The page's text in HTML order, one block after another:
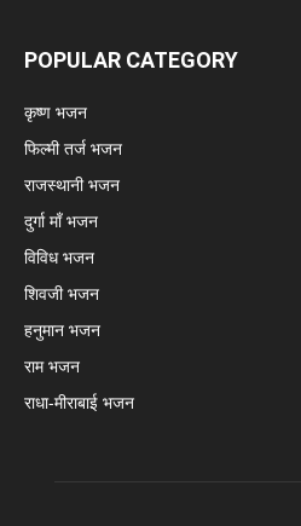
POPULAR CATEGORY
कृष्ण भजन
फिल्मी तर्ज भजन
राजस्थानी भजन
दुर्गा माँ भजन
विविध भजन
शिवजी भजन
हनुमान भजन
राम भजन
राधा-मीराबाई भजन